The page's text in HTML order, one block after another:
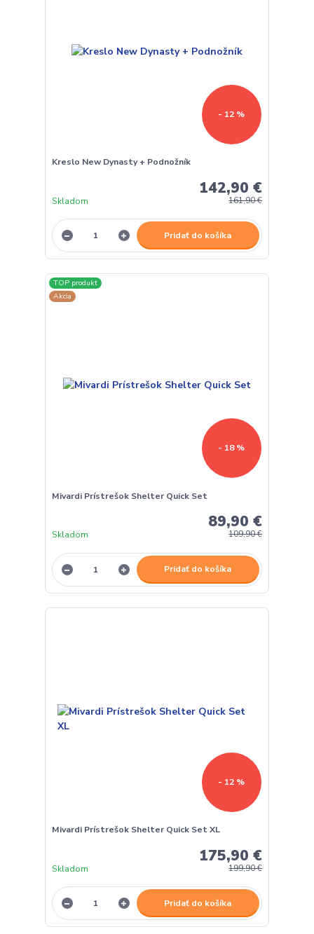
- 12 %
Kreslo New Dynasty + Podnožník
161,90 €
142,90 €
Skladom
Pridať do košíka
TOP produkt
Akcia
- 18 %
Mivardi Prístrešok Shelter Quick Set
109,90 €
89,90 €
Skladom
Pridať do košíka
- 12 %
Mivardi Prístrešok Shelter Quick Set XL
199,90 €
175,90 €
Skladom
Pridať do košíka